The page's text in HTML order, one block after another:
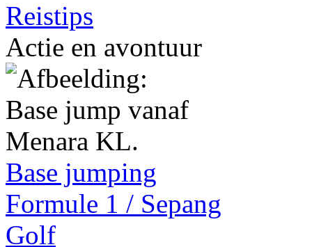
Reistips
Actie en avontuur
Base jumping
Formule 1 / Sepang
Golf